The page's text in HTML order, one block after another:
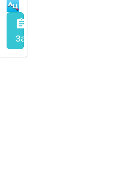
assignment
Запись на прием